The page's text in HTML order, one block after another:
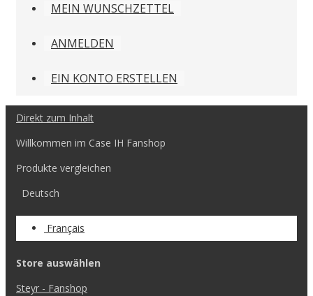
MEIN WUNSCHZETTEL
ANMELDEN
EIN KONTO ERSTELLEN
Direkt zum Inhalt
Willkommen im Case IH Fanshop
Produkte vergleichen
Deutsch
Français
Store auswählen
Steyr - Fanshop